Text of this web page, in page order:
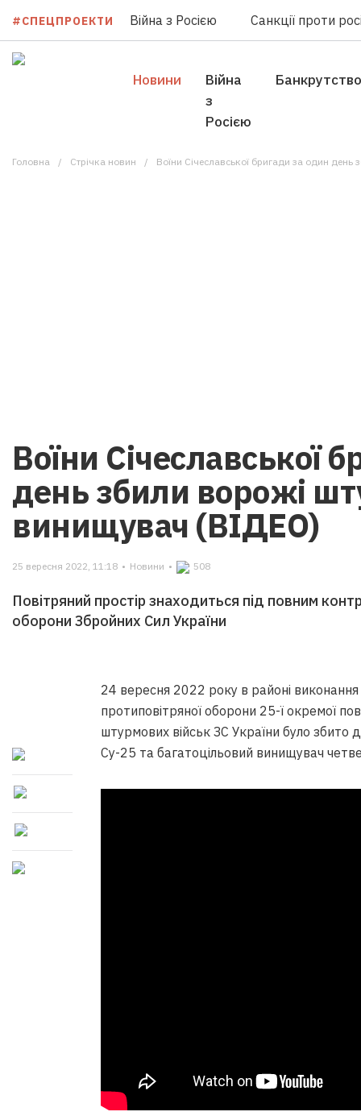
#СПЕЦПРОЕКТИ Війна з Росією Санкції проти
Новини
Війна
з
Росією
Банкрутство
Головна Стрічка новин Воїни Січеславської бригади за один
Воїни Січеславської
день збили ворожі
винищувач (ВІДЕО)
25 вересня 2022, 11:18 • Новини • 508
Повітряний простір знаходиться під повним
оборони Збройних Сил України
24 вересня 2022 року в районі
протиповітряної оборони 25-ї окремої
штурмових військ ЗС України було збито
Су-25 та багатоцільовий винищувач